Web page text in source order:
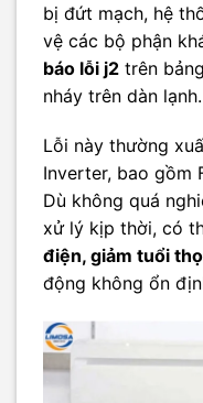
bị đứt mạch, hệ
vệ các bộ phận
báo lỗi j2 trên
nháy trên dàn lạnh.
Lỗi này thường
Inverter, bao gồm
Dù không quá
xử lý kịp thời, có
điện, giảm tuổi
động không ổn